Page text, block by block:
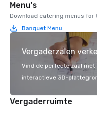
Menu's
Download catering menus for
Banquet Menu
Vergaderzalen
Vind de perfecte zaal
interactieve 3D-
Vergaderruimte